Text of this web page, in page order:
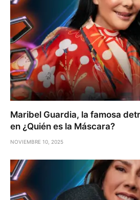
Maribel Guardia, la famosa
en ¿Quién es la Máscara?
NOVIEMBRE 10, 2025